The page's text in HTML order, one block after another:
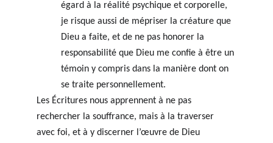
égard à la réalité psychique et corporelle,
je risque aussi de mépriser la créature que
Dieu a faite, et de ne pas honorer la
responsabilité que Dieu me confie à être un
témoin y compris dans la manière dont on
se traite personnellement.
Les Écritures nous apprennent à ne pas
rechercher la souffrance, mais à la traverser
avec foi, et à y discerner l’œuvre de Dieu